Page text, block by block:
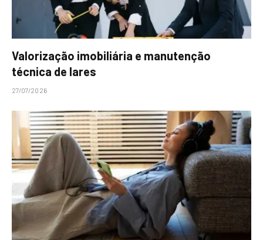
Valorização imobiliária e manutenção
técnica de lares
27/07/2026